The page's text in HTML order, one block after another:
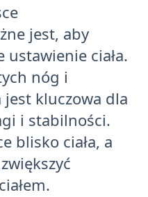
jest, aby
ustawienie ciała.
nóg i
kluczowa dla
i stabilności.
blisko ciała, a